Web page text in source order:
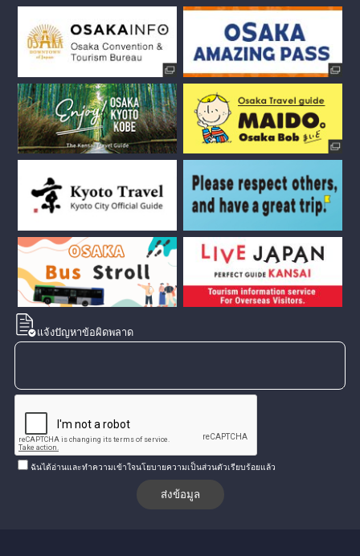
แจ้งปัญหาข้อผิดพลาด
ฉันได้อ่านและทำความเข้าใจนโยบายความเป็นส่วนตัวเรียบร้อยแล้ว